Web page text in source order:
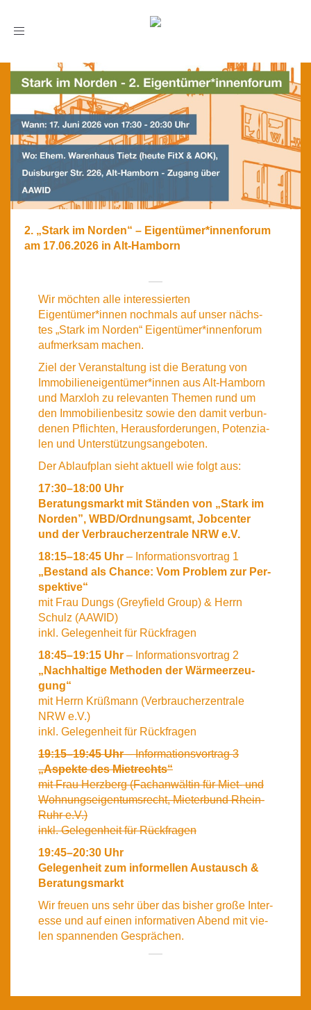
Toggle
2. „Stark im Norden“ – Eigentümer*innenforum
am 17.06.2026 in Alt-Hamborn
Wir möch­ten alle inter­es­sier­ten
Eigentümer*innen noch­mals auf unser nächs­
tes „Stark im Nor­den“ Eigentümer*innenforum
auf­merk­sam machen.
Ziel der Ver­an­stal­tung ist die Bera­tung von
Immobilieneigentümer*innen aus Alt-Ham­born
und Marx­loh zu rele­van­ten The­men rund um
den Immo­bi­li­en­be­sitz sowie den damit ver­bun­
de­nen Pflich­ten, Her­aus­for­de­run­gen, Poten­zia­
len und Unter­stüt­zungs­an­ge­bo­ten.
Der Ablauf­plan sieht aktu­ell wie folgt aus:
17:30–18:00 Uhr
Bera­tungs­markt mit Stän­den von „Stark im
Nor­den”, WBD/Ordnungsamt, Job­cen­ter
und der Ver­brau­cher­zen­tra­le NRW e.V.
18:15–18:45 Uhr – Infor­ma­ti­ons­vor­trag 1
„Bestand als Chan­ce: Vom Pro­blem zur Per­
spek­ti­ve“
mit Frau Dungs (Grey­field Group) & Herrn
Schulz (AAWID)
inkl. Gele­gen­heit für Rück­fra­gen
18:45–19:15 Uhr – Infor­ma­ti­ons­vor­trag 2
„Nach­hal­ti­ge Metho­den der Wär­me­er­zeu­
gung“
mit Herrn Krüß­mann (Ver­brau­cher­zen­tra­le
NRW e.V.)
inkl. Gele­gen­heit für Rück­fra­gen
19:15–19:45 Uhr– Infor­ma­ti­ons­vor­trag 3
„Aspek­te des Miet­rechts“
mit Frau Herz­berg (Fach­an­wäl­tin für Miet- und
Woh­nungs­ei­gen­tums­recht, Mie­ter­bund Rhein-
Ruhr e.V.)
inkl. Gele­gen­heit für Rück­fra­gen
19:45–20:30 Uhr
Gele­gen­heit zum infor­mel­len Aus­tausch &
Bera­tungs­markt
Wir freu­en uns sehr über das bis­her gro­ße Inter­
es­se und auf einen infor­ma­ti­ven Abend mit vie­
len span­nen­den Gesprä­chen.